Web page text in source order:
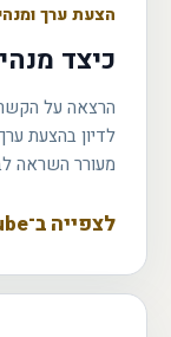
הצעת ערך
כיצד
הרצאה על
לדיון בהצעת
מעורר השראה
לצפייה ב־YouTube